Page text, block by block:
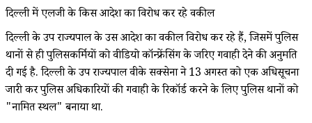
दिल्ली में एलजी के किस आदेश का विरोध कर रहे वकील
दिल्ली के उप राज्यपाल के उस आदेश का वकील विरोध कर रहे हैं, जिसमें पुलिस
थानों से ही पुलिसकर्मियों को वीडियो कॉन्फ्रेंसिंग के जरिए गवाही देने की अनुमति
दी गई है. दिल्ली के उप राज्यपाल वीके सक्सेना ने 13 अगस्त को एक अधिसूचना
जारी कर पुलिस अधिकारियों की गवाही के रिकॉर्ड करने के लिए पुलिस थानों को
"नामित स्थल" बनाया था.